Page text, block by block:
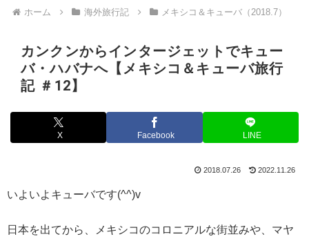
ホーム 海外旅行記 メキシコ＆キューバ（2018.7）
カンクンからインタージェットでキュー
バ・ハバナへ【メキシコ＆キューバ旅行
記 ＃12】
X Facebook LINE
2018.07.26 2022.11.26
いよいよキューバです(^^)v
日本を出てから、メキシコのコロニアルな街並みや、マヤ